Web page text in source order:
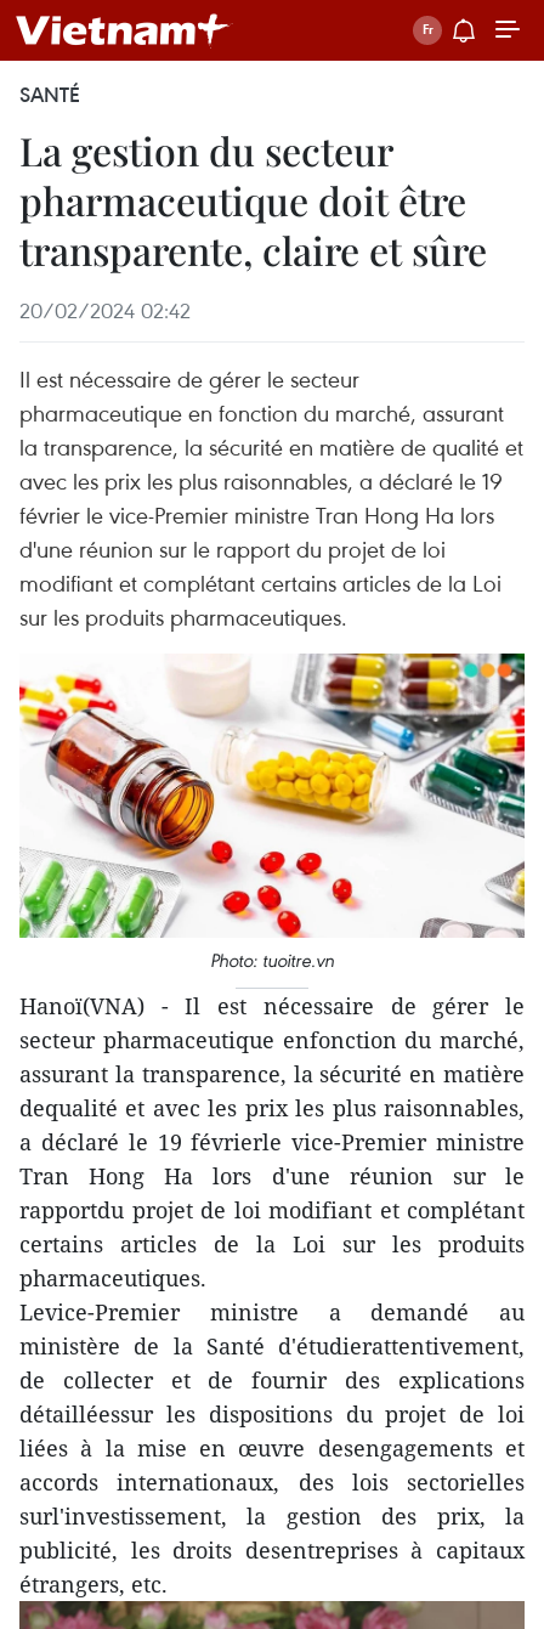
SANTÉ
La gestion du secteur
pharmaceutique doit être
transparente, claire et sûre
20/02/2024 02:42
Il est nécessaire de gérer le secteur
pharmaceutique en fonction du marché, assurant
la transparence, la sécurité en matière de qualité et
avec les prix les plus raisonnables, a déclaré le 19
février le vice-Premier ministre Tran Hong Ha lors
d'une réunion sur le rapport du projet de loi
modifiant et complétant certains articles de la Loi
sur les produits pharmaceutiques.
Photo: tuoitre.vn
Hanoï(VNA) - Il est nécessaire de gérer le
secteur pharmaceutique enfonction du marché,
assurant la transparence, la sécurité en matière
dequalité et avec les prix les plus raisonnables,
a déclaré le 19 févrierle vice-Premier ministre
Tran Hong Ha lors d'une réunion sur le
rapportdu projet de loi modifiant et complétant
certains articles de la Loi sur les produits
pharmaceutiques.
Levice-Premier ministre a demandé au
ministère de la Santé d'étudierattentivement,
de collecter et de fournir des explications
détailléessur les dispositions du projet de loi
liées à la mise en œuvre desengagements et
accords internationaux, des lois sectorielles
surl'investissement, la gestion des prix, la
publicité, les droits desentreprises à capitaux
étrangers, etc.